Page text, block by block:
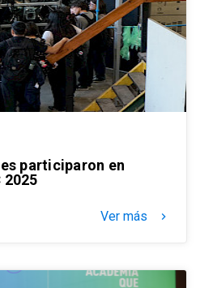
participaron en
2025
Ver más keyboard_arrow_right